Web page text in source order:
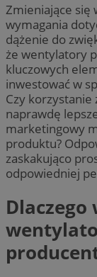
Zmieniające się
wymagania
dążenie do
że wentylatory
kluczowych
inwestować w
Czy korzystanie
naprawdę
marketingowy
produktu?
zaskakująco
odpowiedniej